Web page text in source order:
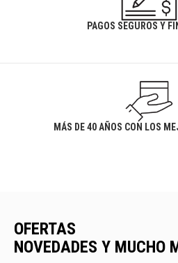
PAGOS SEGUROS Y
MÁS DE 40 AÑOS CON LOS
OFERTAS
NOVEDADES Y MUCHO